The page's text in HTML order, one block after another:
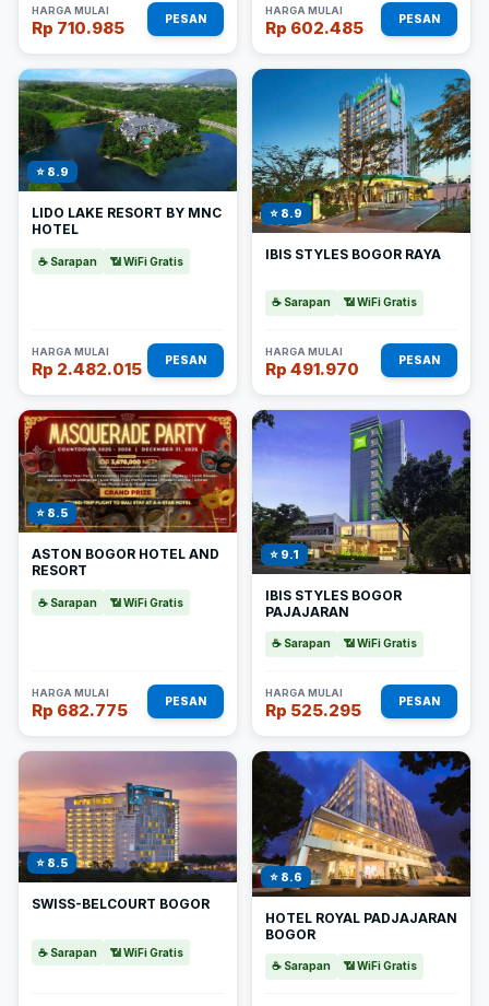
HARGA MULAI
Rp 710.985 PESAN
HARGA MULAI
Rp 602.485 PESAN
⭐ 8.9
LIDO LAKE RESORT BY MNC
HOTEL
☕ Sarapan 📶 WiFi Gratis
HARGA MULAI
Rp 2.482.015 PESAN
⭐ 8.9
IBIS STYLES BOGOR RAYA
☕ Sarapan 📶 WiFi Gratis
HARGA MULAI
Rp 491.970 PESAN
⭐ 8.5
ASTON BOGOR HOTEL AND
RESORT
☕ Sarapan 📶 WiFi Gratis
HARGA MULAI
Rp 682.775 PESAN
⭐ 9.1
IBIS STYLES BOGOR
PAJAJARAN
☕ Sarapan 📶 WiFi Gratis
HARGA MULAI
Rp 525.295 PESAN
⭐ 8.5
SWISS-BELCOURT BOGOR
☕ Sarapan 📶 WiFi Gratis
⭐ 8.6
HOTEL ROYAL PADJAJARAN
BOGOR
☕ Sarapan 📶 WiFi Gratis